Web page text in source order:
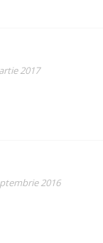
2017
2016